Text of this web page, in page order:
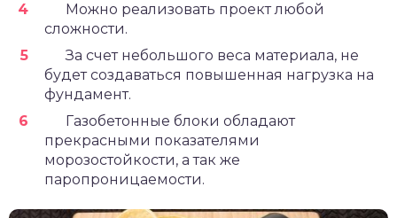
Можно реализовать проект любой
сложности.
За счет небольшого веса материала, не
будет создаваться повышенная нагрузка на
фундамент.
Газобетонные блоки обладают
прекрасными показателями
морозостойкости, а так же
паропроницаемости.